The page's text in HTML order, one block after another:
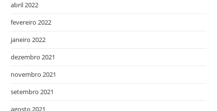
abril 2022
fevereiro 2022
janeiro 2022
dezembro 2021
novembro 2021
setembro 2021
agosto 2021